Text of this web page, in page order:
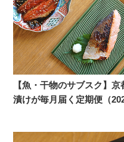
【魚・干物のサブスク】
漬けが毎月届く定期便（